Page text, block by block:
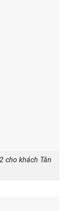
cho khách Tân